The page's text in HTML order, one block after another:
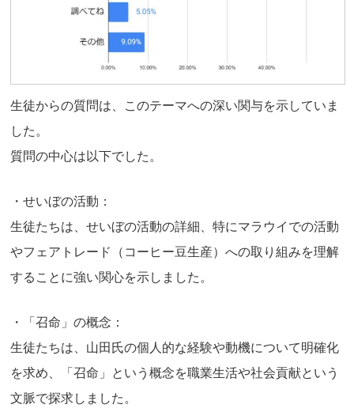
生徒からの質問は、このテーマへの深い関与を示していま
した。
質問の中心は以下でした。
・せいぼの活動：
生徒たちは、せいぼの活動の詳細、特にマラウイでの活動
やフェアトレード（コーヒー豆生産）への取り組みを理解
することに強い関心を示しました。
・「召命」の概念：
生徒たちは、山田氏の個人的な経験や動機について明確化
を求め、「召命」という概念を職業生活や社会貢献という
文脈で探求しました。